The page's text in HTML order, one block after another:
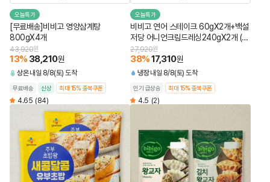
오늘특가
[무료배송]비비고 영양삼계탕
800gX4개
43,920원
13% 38,210원
상온 내일 8/8(토) 도착
무료배송 신상 최대 15% 중복쿠폰
4.65 (84)
오늘특가
비비고 연어 스테이크 60gX2개+백설
저당 어니언크림드레싱240gX2개 (총
4개)
27,920원
38%17,310원
냉장 내일 8/8(토) 도착
인기 급상승 최대 15% 중복쿠폰
4.5 (2)